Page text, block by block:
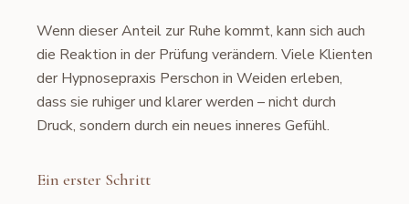
Wenn dieser Anteil zur Ruhe kommt, kann sich auch
die Reaktion in der Prüfung verändern. Viele Klienten
der Hypnosepraxis Perschon in Weiden erleben,
dass sie ruhiger und klarer werden – nicht durch
Druck, sondern durch ein neues inneres Gefühl.
Ein erster Schritt